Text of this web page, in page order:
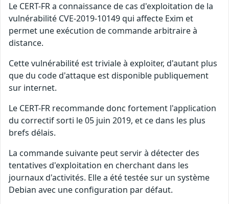
Le CERT-FR a connaissance de cas d'exploitation de la
vulnérabilité CVE-2019-10149 qui affecte Exim et
permet une exécution de commande arbitraire à
distance.
Cette vulnérabilité est triviale à exploiter, d'autant plus
que du code d'attaque est disponible publiquement
sur internet.
Le CERT-FR recommande donc fortement l'application
du correctif sorti le 05 juin 2019, et ce dans les plus
brefs délais.
La commande suivante peut servir à détecter des
tentatives d'exploitation en cherchant dans les
journaux d'activités. Elle a été testée sur un système
Debian avec une configuration par défaut.